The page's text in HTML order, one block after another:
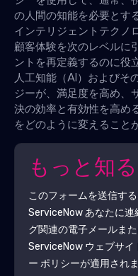
の人間の知能を必要とす
インテリジェントテクノ
顧客体験を次のレベルに
ントを再定義するのに役
人工知能（AI）およびそ
ジーが、満足度を高め、
決の効率と有効性を高め
をどのように変えること
もっと知る
このフォームを送信す
ServiceNowあなたに連
グ関連の電子メールま
ServiceNowウェブサイ
ー ポリシーが適用されま